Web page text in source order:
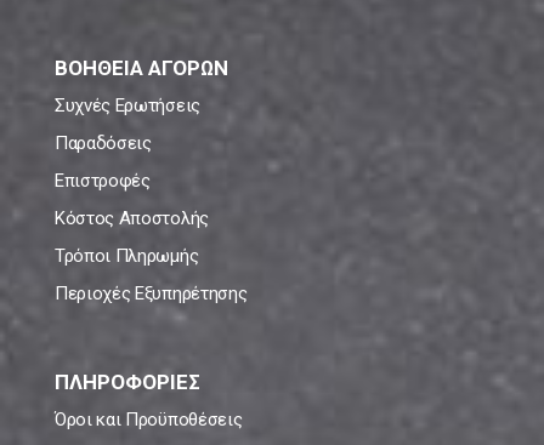
ΒΟΗΘΕΙΑ ΑΓΟΡΩΝ
Συχνές Ερωτήσεις
Παραδόσεις
Επιστροφές
Κόστος Αποστολής
Τρόποι Πληρωμής
Περιοχές Εξυπηρέτησης
ΠΛΗΡΟΦΟΡΙΕΣ
Όροι και Προϋποθέσεις